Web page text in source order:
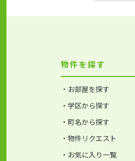
物件を探す
・お部屋を探す
・学区から探す
・町名から探す
・物件リクエスト
・お気に入り一覧